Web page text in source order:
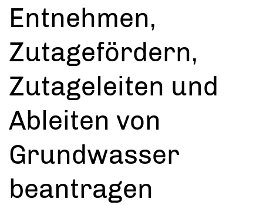
Entnehmen,
Zutagefördern,
Zutageleiten und
Ableiten von
Grundwasser
beantragen